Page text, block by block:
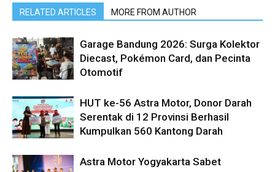
RELATED ARTICLES MORE FROM AUTHOR
Garage Bandung 2026: Surga Kolektor
Diecast, Pokémon Card, dan Pecinta
Otomotif
HUT ke-56 Astra Motor, Donor Darah
Serentak di 12 Provinsi Berhasil
Kumpulkan 560 Kantong Darah
Astra Motor Yogyakarta Sabet